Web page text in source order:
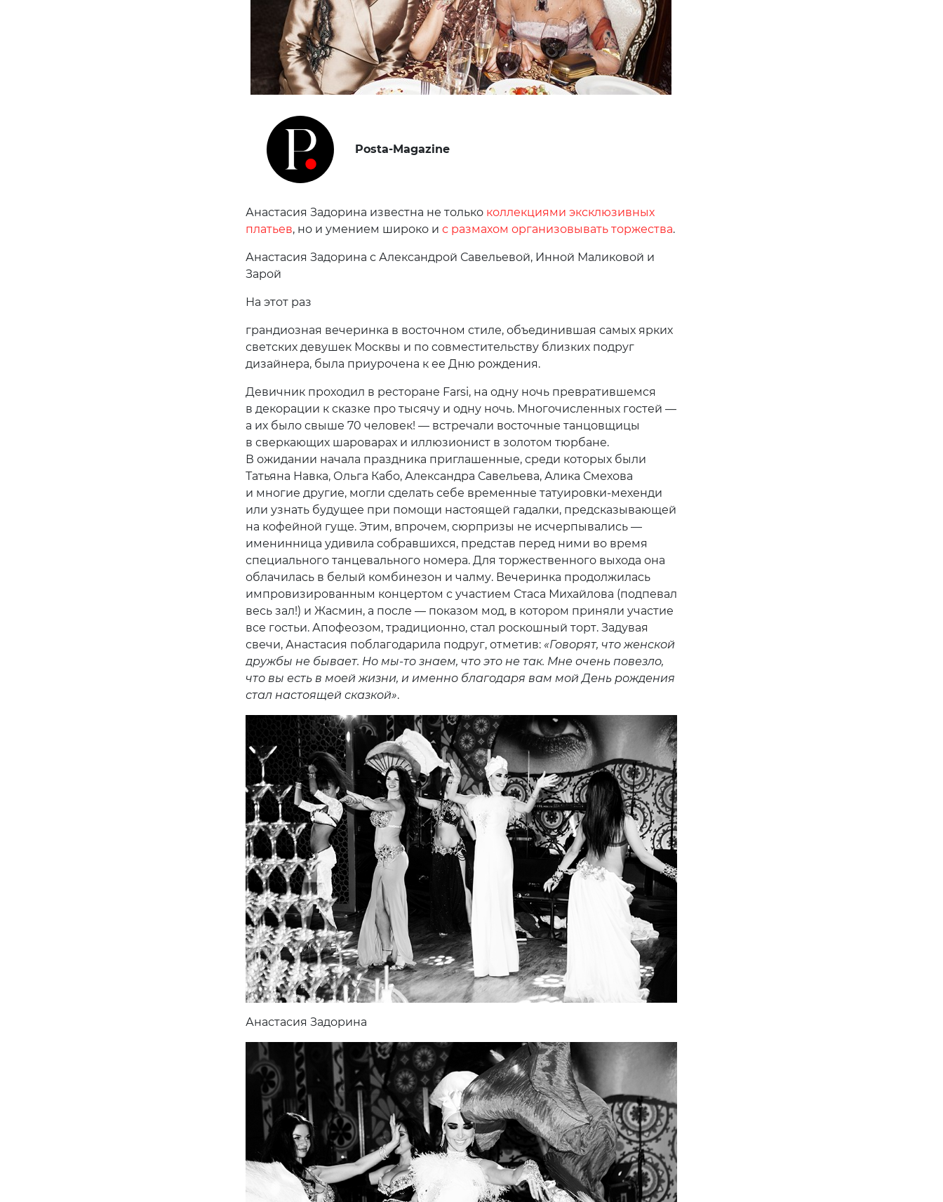
Posta-Magazine
Анастасия Задорина известна не только коллекциями эксклюзивных
платьев, но и умением широко и с размахом организовывать торжества.
Анастасия Задорина с Александрой Савельевой, Инной Маликовой и
Зарой
На этот раз
грандиозная вечеринка в восточном стиле, объединившая самых ярких
светских девушек Москвы и по совместительству близких подруг
дизайнера, была приурочена к ее Дню рождения.
Девичник проходил в ресторане Farsi, на одну ночь превратившемся
в декорации к сказке про тысячу и одну ночь. Многочисленных гостей —
а их было свыше 70 человек! — встречали восточные танцовщицы
в сверкающих шароварах и иллюзионист в золотом тюрбане.
В ожидании начала праздника приглашенные, среди которых были
Татьяна Навка, Ольга Кабо, Александра Савельева, Алика Смехова
и многие другие, могли сделать себе временные татуировки-мехенди
или узнать будущее при помощи настоящей гадалки, предсказывающей
на кофейной гуще. Этим, впрочем, сюрпризы не исчерпывались —
именинница удивила собравшихся, представ перед ними во время
специального танцевального номера. Для торжественного выхода она
облачилась в белый комбинезон и чалму. Вечеринка продолжилась
импровизированным концертом с участием Стаса Михайлова (подпевал
весь зал!) и Жасмин, а после — показом мод, в котором приняли участие
все гостьи. Апофеозом, традиционно, стал роскошный торт. Задувая
свечи, Анастасия поблагодарила подруг, отметив: «Говорят, что женской
дружбы не бывает. Но мы-то знаем, что это не так. Мне очень повезло,
что вы есть в моей жизни, и именно благодаря вам мой День рождения
стал настоящей сказкой».
Анастасия Задорина